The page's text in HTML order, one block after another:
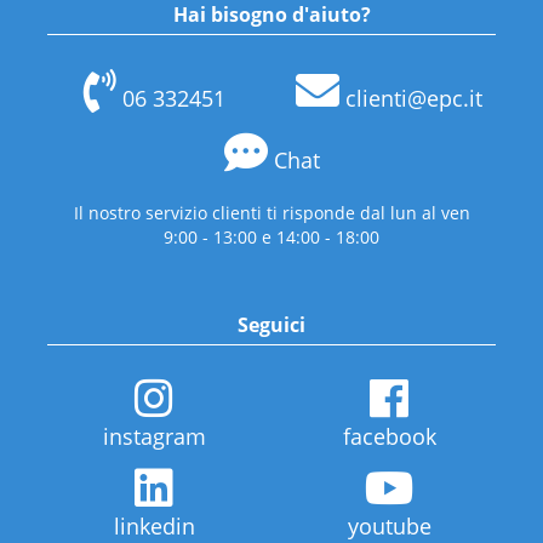
Hai bisogno d'aiuto?
06 332451 clienti@epc.it
Chat
Il nostro servizio clienti ti risponde dal lun al ven
9:00 - 13:00 e 14:00 - 18:00
Seguici
instagram facebook
linkedin youtube